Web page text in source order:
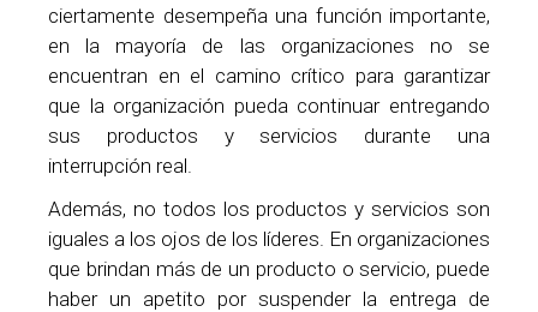
ciertamente desempeña una función importante,
en la mayoría de las organizaciones no se
encuentran en el camino crítico para garantizar
que la organización pueda continuar entregando
sus productos y servicios durante una
interrupción real.
Además, no todos los productos y servicios son
iguales a los ojos de los líderes. En organizaciones
que brindan más de un producto o servicio, puede
haber un apetito por suspender la entrega de